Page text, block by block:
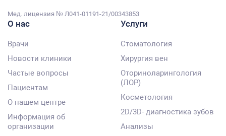
Мед. лицензия № Л041-01191-21/00343853
О нас
Врачи
Новости клиники
Частые вопросы
Пациентам
О нашем центре
Информация об
организации
Услуги
Стоматология
Хирургия вен
Оториноларингология
(ЛОР)
Косметология
2D/3D- диагностика зубов
Анализы